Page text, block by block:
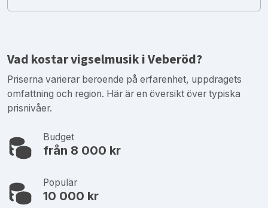
Vad kostar vigselmusik i Veberöd?
Priserna varierar beroende på erfarenhet, uppdragets
omfattning och region. Här är en översikt över typiska
prisnivåer.
Budget
från 8 000 kr
Populär
10 000 kr